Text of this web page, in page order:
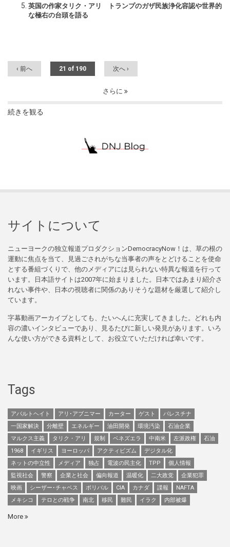
英国の作家タリク・アリ トランプのガザ民族浄化容認や世界的
な極右の台頭を語る
‹ 前へ 21 of 190 次へ ›
さらに
続きを観る
サイトについて
ニューヨークの独立報道プロダクションDemocracyNow！は、草の根の
運動に焦点を当て、見過ごされがちな当事者の声をとどけることを使命
とする番組づくりで、他のメディアには見られない特異な報道を行って
います。日本語サイトは2007年に始まりました。日本ではあまり紹介さ
れない事件や、日本の視聴者に関係のありそうな題材を厳選して紹介し
ています。
字幕動画アーカイブとしても、たいへんに充実してきました。どれも内
容の濃いインタビューであり、見るたびに新しい発見があります。いろ
んな使い方ができる資料として、お役立ていただければ幸いです。
Tags
アパルトヘイト アリ･アブニマー カーター ゲスト
パレスチナ
一国家解決
分離壁 エネルギー 油田開発 環境汚染
石油企業
マルクス主義
タリク・アリ 規制 ベネズエラ 中南米 左派政権
石油
1968
イギリス ヨーロッパ アクティビズム
デジタル化
ネットの中立性
メディア 独占 電波の民主化 TPP
個人情報
監視社会
警察 企業と社会 偏向報道 温暖化 二大政党
企業犯罪
映画
シーザー･チャベス ボリバル CIA カナダ 諜報
NAFTA
メキシコ
テロとの戦争 南北 移民 難民 イラク 内部被爆
More